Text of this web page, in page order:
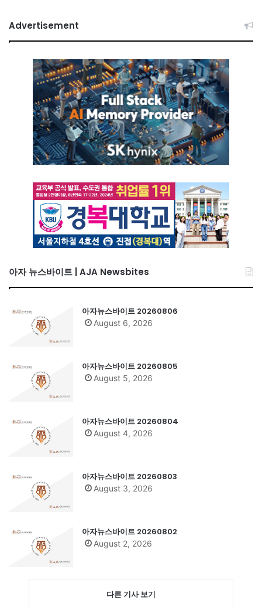
Advertisement
아자 뉴스바이트 | AJA Newsbites
아자뉴스바이트 20260806
August 6, 2026
아자뉴스바이트 20260805
August 5, 2026
아자뉴스바이트 20260804
August 4, 2026
아자뉴스바이트 20260803
August 3, 2026
아자뉴스바이트 20260802
August 2, 2026
다른 기사 보기